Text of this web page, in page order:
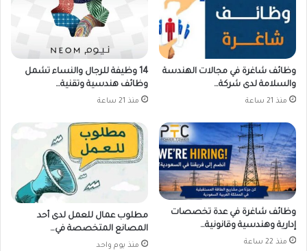
وظائف شاغرة في مجالات الهندسة
والسلامة لدى شركة…
منذ 21 ساعة
14 وظيفة للرجال والنساء تشمل
وظائف هندسية وتقنية…
منذ 21 ساعة
وظائف شاغرة في عدة تخصصات
إدارية وهندسية وقانونية…
منذ 22 ساعة
مطلوب عمال للعمل لدى أحد
المصانع المتخصصة في…
منذ يوم واحد